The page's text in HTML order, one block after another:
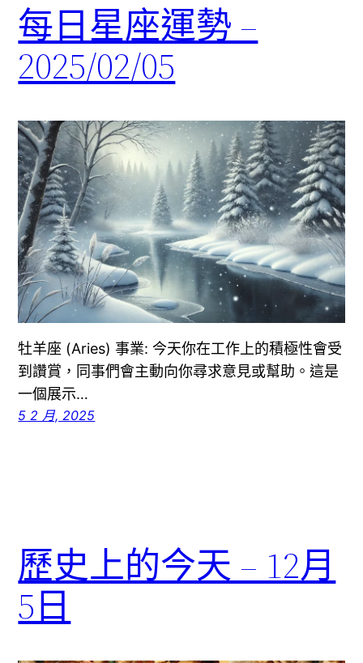
每日星座運勢 –
2025/02/05
牡羊座 (Aries) 事業: 今天你在工作上的積極性會受
到讚賞，同事們會主動向你尋求意見或幫助。這是
一個展示…
5 2 月, 2025
歷史上的今天 – 12月
5日